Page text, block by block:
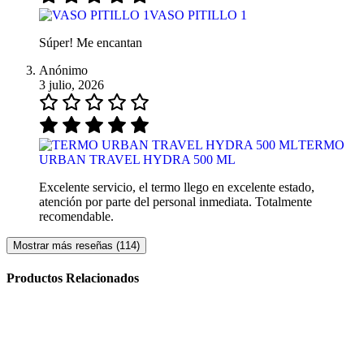
VASO PITILLO 1
Súper! Me encantan
Anónimo
3 julio, 2026
TERMO
URBAN TRAVEL HYDRA 500 ML
Excelente servicio, el termo llego en excelente estado,
atención por parte del personal inmediata. Totalmente
recomendable.
Mostrar más reseñas (114)
Productos Relacionados